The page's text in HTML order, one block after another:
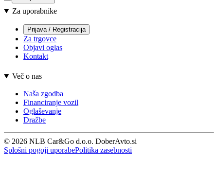
Za uporabnike
Prijava / Registracija
Za trgovce
Objavi oglas
Kontakt
Več o nas
Naša zgodba
Financiranje vozil
Oglaševanje
Dražbe
© 2026 NLB Car&Go d.o.o. DoberAvto.si
Splošni pogoji uporabePolitika zasebnosti